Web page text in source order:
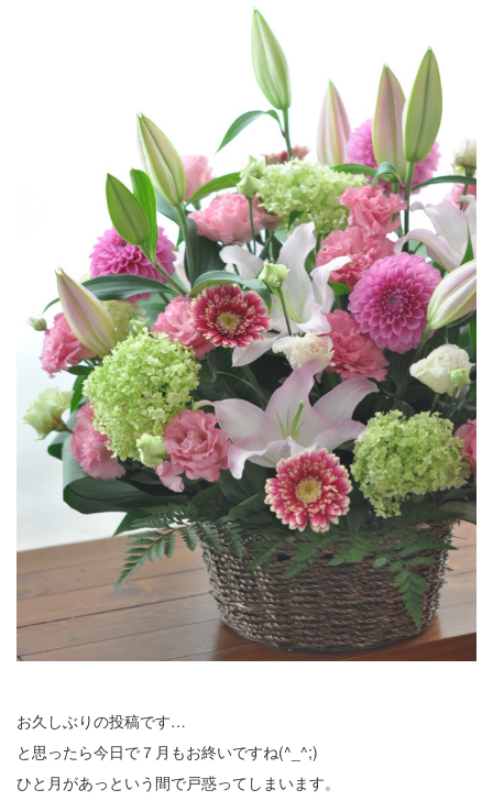
お久しぶりの投稿です…
と思ったら今日で７月もお終いですね(^_^;)
ひと月があっという間で戸惑ってしまいます。